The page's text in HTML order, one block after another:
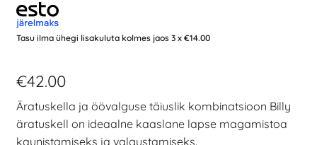
Tasu ilma ühegi lisakuluta kolmes jaos 3 x €14.00
€42.00
Äratuskella ja öövalguse täiuslik kombinatsioon Billy
äratuskell on ideaalne kaaslane lapse magamistoa
kaunistamiseks ja valgustamiseks.